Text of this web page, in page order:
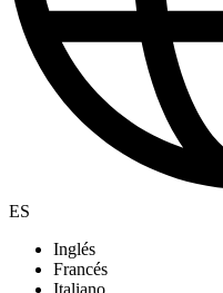
ES
Inglés
Francés
Italiano